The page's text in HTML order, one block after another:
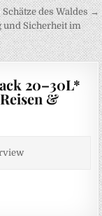
des Waldes →
und Sicherheit im
20–30L*
&